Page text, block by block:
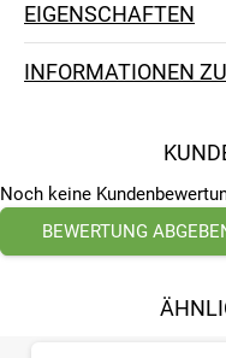
EIGENSCHAFTEN
INFORMATIONEN
Noch keine
BEWERTUNG